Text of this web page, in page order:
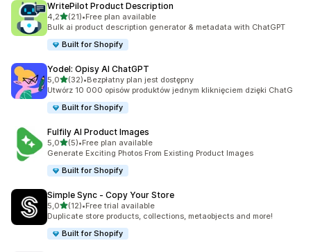
WritePilot Product Description
4,2na 5 gwiazdek
(21)
Łączna liczba recenzji: 21
•Free plan available
Bulk ai product description generator & metadata with ChatGPT
Built for Shopify
Yodel: Opisy AI ChatGPT
5,0na 5 gwiazdek
(32)
Łączna liczba recenzji: 32
•Bezpłatny plan jest dostępny
Utwórz 10 000 opisów produktów jednym kliknięciem dzięki ChatG
Built for Shopify
Fulfily AI Product Images
5,0na 5 gwiazdek
(5)
Łączna liczba recenzji: 5
•Free plan available
Generate Exciting Photos From Existing Product Images
Built for Shopify
Simple Sync ‑ Copy Your Store
5,0na 5 gwiazdek
(12)
Łączna liczba recenzji: 12
•Free trial available
Duplicate store products, collections, metaobjects and more!
Built for Shopify